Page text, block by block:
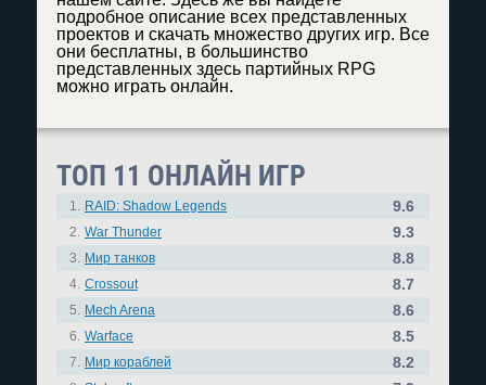
подробное описание всех представленных
проектов и скачать множество других игр. Все
они бесплатны, в большинство
представленных здесь партийных RPG
можно играть онлайн.
ТОП 11 ОНЛАЙН ИГР
1. RAID: Shadow Legends 9.6
2. War Thunder 9.3
3. Мир танков 8.8
4. Crossout 8.7
5. Mech Arena 8.6
6. Warface 8.5
7. Мир кораблей 8.2